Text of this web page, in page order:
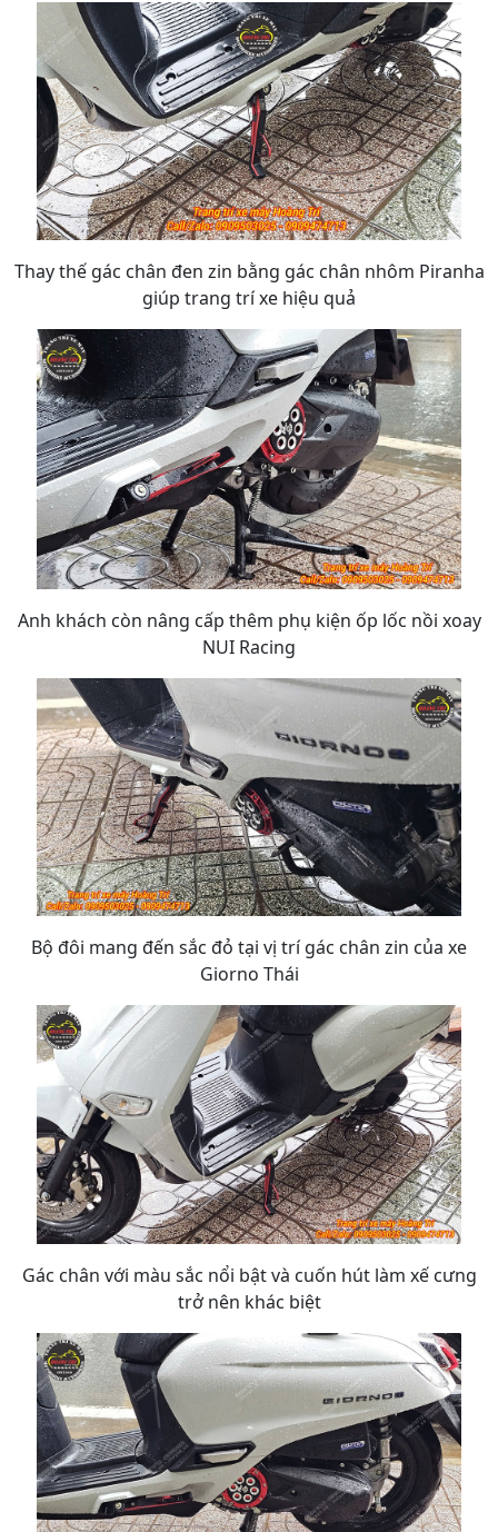
Thay thế gác chân đen zin bằng gác chân nhôm Piranha
giúp trang trí xe hiệu quả
Anh khách còn nâng cấp thêm phụ kiện ốp lốc nồi xoay
NUI Racing
Bộ đôi mang đến sắc đỏ tại vị trí gác chân zin của xe
Giorno Thái
Gác chân với màu sắc nổi bật và cuốn hút làm xế cưng
trở nên khác biệt